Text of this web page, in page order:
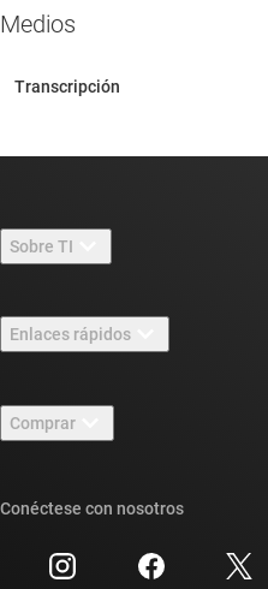
Medios
Sobre TI
Carreras laborales
Sala de redacción
Eventos
Relaciones con los
Enlaces rápidos
Foros de soporte de diseño de
Búsqueda de referencias
Centro de atención al cliente
Comprar
Conéctese con nosotros